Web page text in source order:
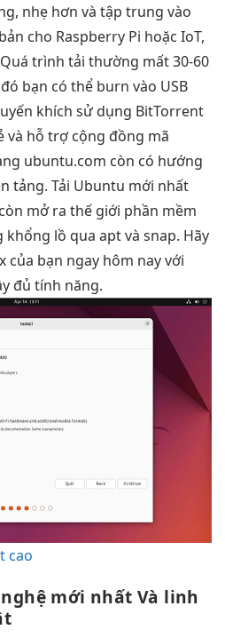
nhẹ hơn và tập trung vào
cho Raspberry Pi hoặc IoT,
trình tải thường mất 30-60
bạn có thể burn vào USB
khích sử dụng BitTorrent
và hỗ trợ cộng đồng mã
ubuntu.com còn có hướng
tảng. Tải Ubuntu mới nhất
mở ra thế giới phần mềm
lồ qua apt và snap. Hãy
của bạn ngay hôm nay với
đủ tính năng.
cao
mới nhất Và linh